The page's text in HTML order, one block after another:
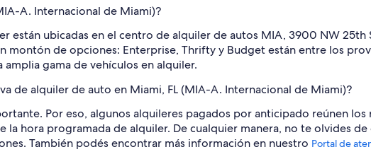
A. Internacional de Miami)?
están ubicadas en el centro de alquiler de autos MIA, 3900 NW 25th
montón de opciones: Enterprise, Thrifty y Budget están entre los
gama de vehículos en alquiler.
de alquiler de auto en Miami, FL (MIA-A. Internacional de Miami)?
Por eso, algunos alquileres pagados por anticipado reúnen
la hora programada de alquiler. De cualquier manera, no te olvides
También podés encontrar más información en nuestro Portal de